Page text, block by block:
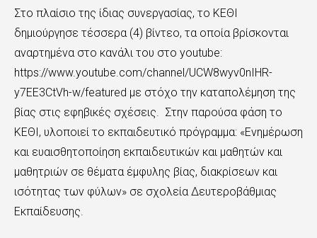
Στο πλαίσιο της ίδιας συνεργασίας, το ΚΕΘΙ
δημιούργησε τέσσερα (4) βίντεο, τα οποία βρίσκονται
αναρτημένα στο κανάλι του στο youtube:
https://www.youtube.com/channel/UCW8wyv0nIHR-
y7EE3CtVh-w/featured με στόχο την καταπολέμηση της
βίας στις εφηβικές σχέσεις. Στην παρούσα φάση το
ΚΕΘΙ, υλοποιεί το εκπαιδευτικό πρόγραμμα: «Ενημέρωση
και ευαισθητοποίηση εκπαιδευτικών και μαθητών και
μαθητριών σε θέματα έμφυλης βίας, διακρίσεων και
ισότητας των φύλων» σε σχολεία Δευτεροβάθμιας
Εκπαίδευσης.